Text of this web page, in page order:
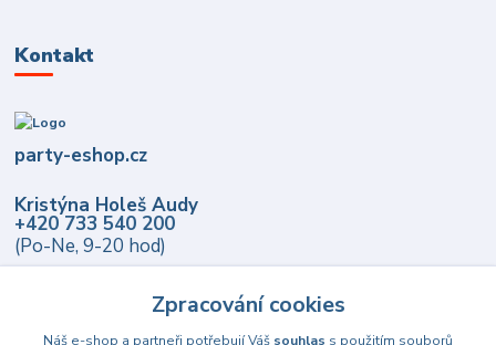
Kontakt
party-eshop.cz
Kristýna Holeš Audy
+420 733 540 200
(Po-Ne, 9-20 hod)
Zpracování cookies
Náš e-shop a partneři potřebují Váš souhlas s použitím souborů